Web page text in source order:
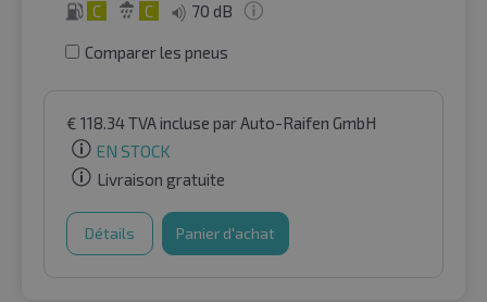
C C 70 dB
Comparer les pneus
€ 118.34TVA incluse par Auto-Raifen GmbH
EN STOCK
Livraison gratuite
Détails Panier d'achat